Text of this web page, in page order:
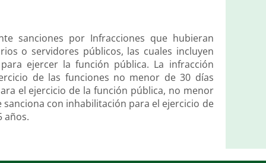
sanciones por Infracciones que hubieran
o servidores públicos, las cuales incluyen
ejercer la función pública. La infracción
de las funciones no menor de 30 días
el ejercicio de la función pública, no menor
sanciona con inhabilitación para el ejercicio de
años.